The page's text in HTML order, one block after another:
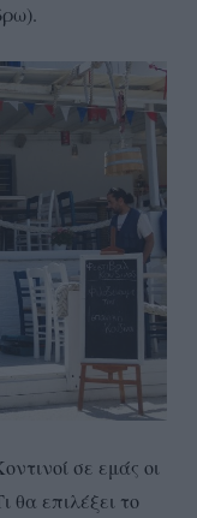
σε εμάς οι
θα επιλέξει το